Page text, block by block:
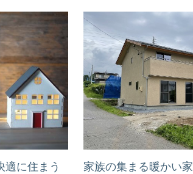
適に住まう
家族の集まる暖かい家